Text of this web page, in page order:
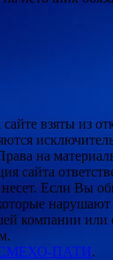
взяты из
на
сайта
Если Вы
нарушают
компании или
ПАТИ.